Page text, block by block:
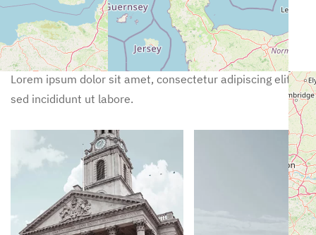
Nearby Activities
Lorem ipsum dolor sit amet, consectetur adipiscing elit,
sed incididunt ut labore.